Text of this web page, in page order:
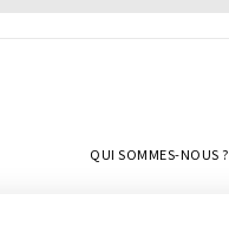
QUI SOMMES-NOUS ?